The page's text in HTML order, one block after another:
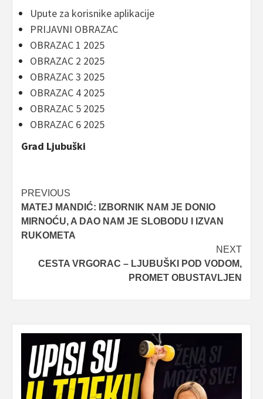
Upute za korisnike aplikacije
PRIJAVNI OBRAZAC
OBRAZAC 1 2025
OBRAZAC 2 2025
OBRAZAC 3 2025
OBRAZAC 4 2025
OBRAZAC 5 2025
OBRAZAC 6 2025
Grad Ljubuški
Post
navigation
PREVIOUS
MATEJ MANDIĆ: IZBORNIK NAM JE DONIO
MIRNOĆU, A DAO NAM JE SLOBODU I IZVAN
RUKOMETA
NEXT
CESTA VRGORAC – LJUBUŠKI POD VODOM,
PROMET OBUSTAVLJEN